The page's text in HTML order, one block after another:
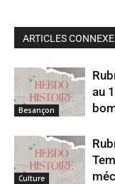
ARTICLES
Besançon
au
Culture